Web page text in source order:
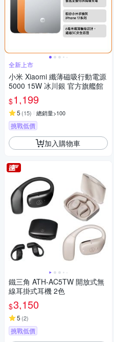
全新上市
小米 Xiaomi 纖薄磁吸行動電源
5000 15W 冰川銀 官方旗艦館
$1,199
5 (15) 總銷量>100
挑戰低價
加入購物車
鐵三角 ATH-AC5TW 開放式無
線耳掛式耳機 2色
$3,150
5 (2)
挑戰低價